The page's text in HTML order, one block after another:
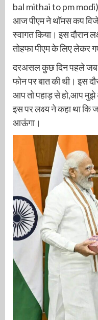
bal mithai to pm modi)
आज पीएम ने थॉमस कप
स्वागत किया। इस दौरान
तोहफा पीएम के लिए लेकर
दरअसल कुछ दिन पहले जब
फोन पर बात की थी। इस
आप तो पहाड़ से हो,आप मुझे
इस पर लक्ष्य ने कहा था
आऊंगा।